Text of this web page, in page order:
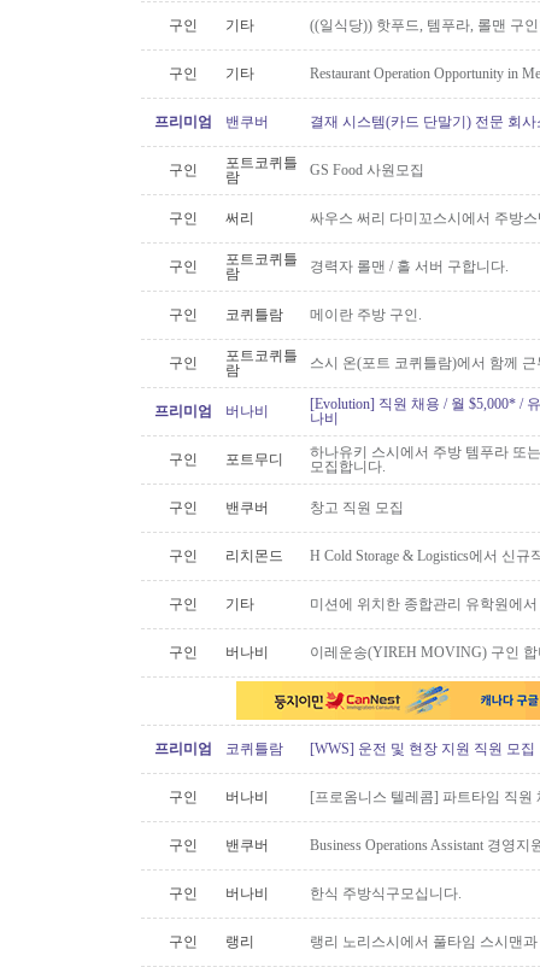
구인 기타 ((일식당)) 핫푸드, 템푸라, 롤맨 구
구인 기타 Restaurant Operation Opportunity in
프리미엄 밴쿠버 결재 시스템(카드 단말기) 전문 회
구인
포트코퀴틀
람
GS Food 사원모집
구인 써리 싸우스 써리 다미꼬스시에서 주방
구인
포트코퀴틀
람
경력자 롤맨 / 홀 서버 구합니다.
구인 코퀴틀람 메이란 주방 구인.
구인
포트코퀴틀
람
스시 온(포트 코퀴틀람)에서 함께
프리미엄 버나비
[Evolution] 직원 채용 / 월 $5,000* /
나비
구인 포트무디
하나유키 스시에서 주방 템푸라 또
모집합니다.
구인 밴쿠버 창고 직원 모집
구인 리치몬드 H Cold Storage & Logistics에서 신규
구인 기타 미션에 위치한 종합관리 유학원에
구인 버나비 이레운송(YIREH MOVING) 구인
프리미엄 코퀴틀람 [WWS] 운전 및 현장 지원 직원 모집
구인 버나비 [프로옴니스 텔레콤] 파트타임 직원
구인 밴쿠버 Business Operations Assistant 경영
구인 버나비 한식 주방식구모십니다.
구인 랭리 랭리 노리스시에서 풀타임 스시맨